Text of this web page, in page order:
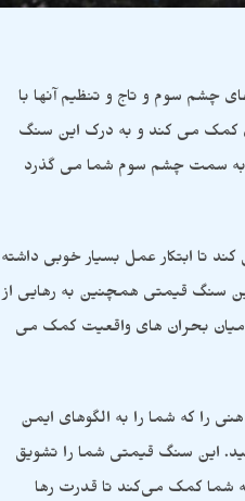
چشم سوم و تاج و تنظیم آنها با
کمک می کند و به درک این سنگ
و به سمت چشم سوم شما می گذرد
تا ابتکار عمل بسیار خوبی داشته
سنگ قیمتی همچنین به رهایی از
میان بحران های واقعیت کمک می
را که شما را به الگوهای ایمن
این سنگ قیمتی شما را تشویق
به شما کمک می‌کند تا قدرت رها